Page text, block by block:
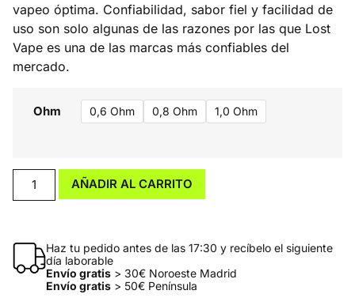
vapeo óptima. Confiabilidad, sabor fiel y facilidad de
uso son solo algunas de las razones por las que Lost
Vape es una de las marcas más confiables del
mercado.
Ohm 0,6 Ohm 0,8 Ohm 1,0 Ohm
AÑADIR AL CARRITO
Haz tu pedido antes de las 17:30 y recíbelo el siguiente
día laborable
Envío gratis> 30€ Noroeste Madrid
Envío gratis> 50€ Península